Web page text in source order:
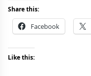
Share this:
Facebook
Like this: